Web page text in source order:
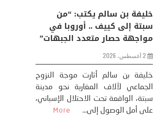
منذر بالضيافي يكتب حول:
التغيرات المناخية: اكثر من
ظاهرة طبيعية .. تحول اجتماعي
وحضاري ( مقاربة
سوسيولوجية )
23 يوليو، 2026
كتب: منذر بالضيافي بدأت قصتي مع
التغييرات المناخية ” المتطرفة”، منذ